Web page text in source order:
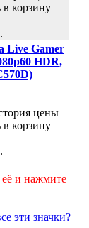
в корзину
Live Gamer
HDR,
в корзину
и нажмите
эти значки?